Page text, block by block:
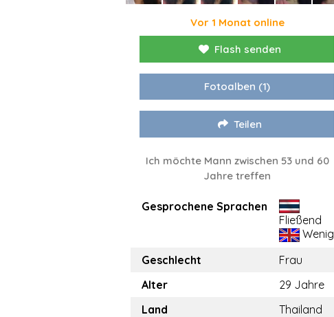
Vor 1 Monat online
Flash senden
Fotoalben (1)
Teilen
Ich möchte Mann zwischen 53 und 60
Jahre treffen
Gesprochene Sprachen
Fließend
Wenig
Geschlecht
Frau
Alter
29 Jahre
Land
Thailand